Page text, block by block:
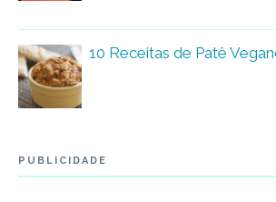
10 Receitas de Patê
PUBLICIDADE